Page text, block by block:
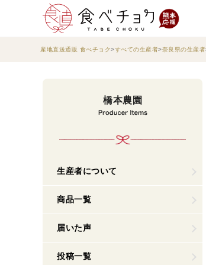
産地直送通販 食べチョク すべての生産者 奈良県の生産者
橋本農園
生産者について
商品一覧
届いた声
投稿一覧